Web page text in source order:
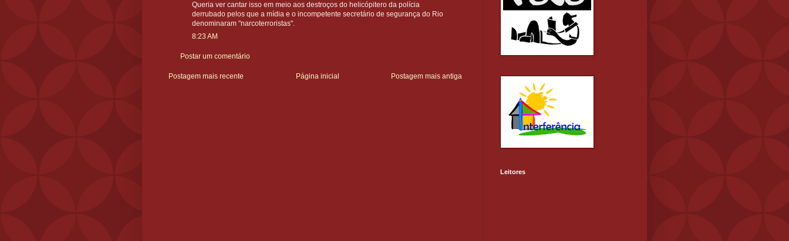
Queria ver cantar isso em meio aos destroços do helicópitero da polícia
derrubado pelos que a mídia e o incompetente secretário de segurança do Rio
denominaram "narcoterroristas".
8:23 AM
Postar um comentário
Postagem mais recente Postagem mais antiga
Página inicial
Leitores